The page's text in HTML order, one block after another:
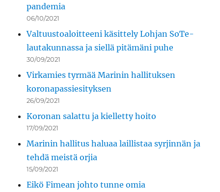
pandemia
06/10/2021
Valtuustoaloitteeni käsittely Lohjan SoTe-
lautakunnassa ja siellä pitämäni puhe
30/09/2021
Virkamies tyrmää Marinin hallituksen
koronapassiesityksen
26/09/2021
Koronan salattu ja kielletty hoito
17/09/2021
Marinin hallitus haluaa laillistaa syrjinnän ja
tehdä meistä orjia
15/09/2021
Eikö Fimean johto tunne omia